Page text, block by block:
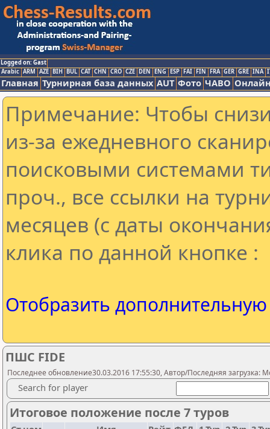
Logged on: Gast
Arabic ARM AZE BIH BUL CAT CHN CRO CZE DEN ENG ESP FAI FIN FRA GER GRE INA
Главная Турнирная база данных AUT Фото ЧАВО
Примечание: Чтобы
из-за ежедневного
поисковыми системами
проч., все ссылки на
месяцев (с даты
клика по данной кнопке :
Отобразить
ПШС FIDE
Последнее обновление30.03.2016 17:55:30, Автор/Последняя загрузка:
Search for player
Итоговое положение после 7 туров